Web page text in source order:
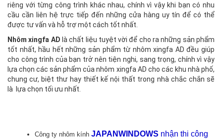
riêng với từng công trình khác nhau, chính vì vậy khi bạn có nhu
cầu cần liên hệ trực tiếp đến những cửa hàng uy tín để có thể
được tư vấn và hỗ trợ một cách tốt nhất.
Nhôm xingfa AD là chất liệu tuyệt vời để cho ra những sản phẩm
tốt nhất, hầu hết những sản phẩm từ nhôm xingfa AD đều giúp
cho công trình của bạn trở nên tiện nghi, sang trọng, chính vì vậy
lựa chọn các sản phẩm của nhôm xingfa AD cho các khu nhà phố,
chung cư, biệt thư hay thiết kế nội thất trong nhà chắc chắn sẽ
là lựa chọn tối ưu nhất.
Công ty nhôm kính JAPANWINDOWS nhận thi công